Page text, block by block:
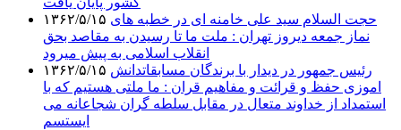
۱۳۶۲/۵/۱۵ حجت السلام سید علی خامنه ای در خطبه های
نماز جمعه دیروز تهران : ملت ما تا رسیدن به مقاصد بحق
انقلاب اسلامی به پیش میرود
۱۳۶۲/۵/۱۵ رئیس جمهور در دیدار با برندگان مسابقاتدانش
اموزی حفظ و قرائت و مفاهیم قران : ما ملتی هستیم که با
استمداد از خداوند متعال در مقابل سلطه گران شجاعانه می
ایستسم